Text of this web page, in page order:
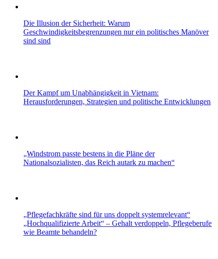
Die Illusion der Sicherheit: Warum
Geschwindigkeitsbegrenzungen nur ein politisches Manöver
sind sind
Der Kampf um Unabhängigkeit in Vietnam:
Herausforderungen, Strategien und politische Entwicklungen
„Windstrom passte bestens in die Pläne der
Nationalsozialisten, das Reich autark zu machen“
„Pflegefachkräfte sind für uns doppelt systemrelevant“
„Hochqualifizierte Arbeit“ – Gehalt verdoppeln, Pflegeberufe
wie Beamte behandeln?